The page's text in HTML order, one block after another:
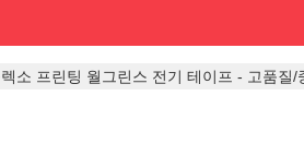
소 프린팅 월그린스 전기 테이프 - 고품질/